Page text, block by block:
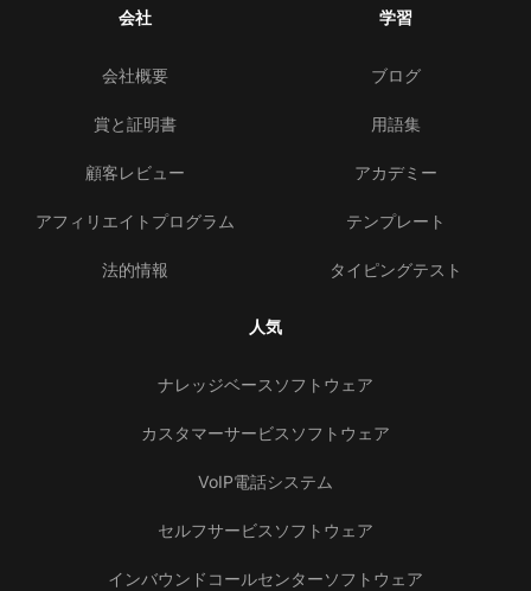
会社
会社概要
賞と証明書
顧客レビュー
アフィリエイトプログラム
法的情報
学習
ブログ
用語集
アカデミー
テンプレート
タイピングテスト
人気
ナレッジベースソフトウェア
カスタマーサービスソフトウェア
VoIP電話システム
セルフサービスソフトウェア
インバウンドコールセンターソフトウェア